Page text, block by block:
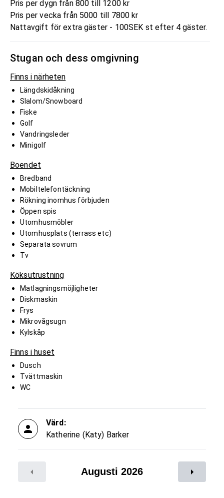
Pris per dygn från 800 till 1200 kr
Pris per vecka från 5000 till 7800 kr
Nattavgift för extra gäster - 100SEK st efter 4 gäster.
Stugan och dess omgivning
Finns i närheten
Längdskidåkning
Slalom/Snowboard
Fiske
Golf
Vandringsleder
Minigolf
Boendet
Bredband
Mobiltelefontäckning
Rökning inomhus förbjuden
Öppen spis
Utomhusmöbler
Utomhusplats (terrass etc)
Separata sovrum
Tv
Köksutrustning
Matlagningsmöjligheter
Diskmaskin
Frys
Mikrovågsugn
Kylskåp
Finns i huset
Dusch
Tvättmaskin
WC
Värd:
Katherine (Katy) Barker
Augusti 2026